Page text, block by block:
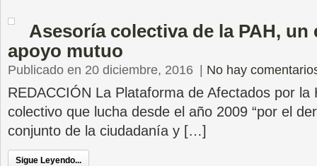
Asesoría colectiva de la PAH, un
apoyo mutuo
Publicado en 20 diciembre, 2016 No hay
REDACCIÓN La Plataforma de Afectados por la
colectivo que lucha desde el año 2009 “por el
conjunto de la ciudadanía y […]
Sigue Leyendo...